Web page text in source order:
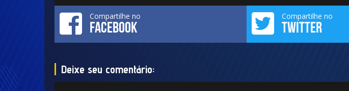
Compartilhe no
FACEBOOK
Compartilhe no
TWITTER
Deixe seu comentário: